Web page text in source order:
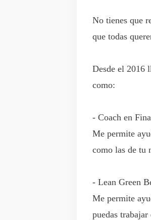
No tienes que
que todas
Desde el 2016
como:
- Coach en
Me permite
como las de tu
- Lean Green
Me permite
puedas